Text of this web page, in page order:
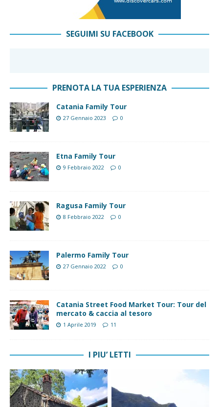
SEGUIMI SU FACEBOOK
PRENOTA LA TUA ESPERIENZA
Catania Family Tour
27 Gennaio 2023 0
Etna Family Tour
9 Febbraio 2022 0
Ragusa Family Tour
8 Febbraio 2022 0
Palermo Family Tour
27 Gennaio 2022 0
Catania Street Food Market Tour: Tour del
mercato & caccia al tesoro
1 Aprile 2019 11
I PIU’ LETTI